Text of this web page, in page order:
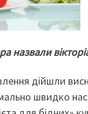
назвали
дійшли
швидко